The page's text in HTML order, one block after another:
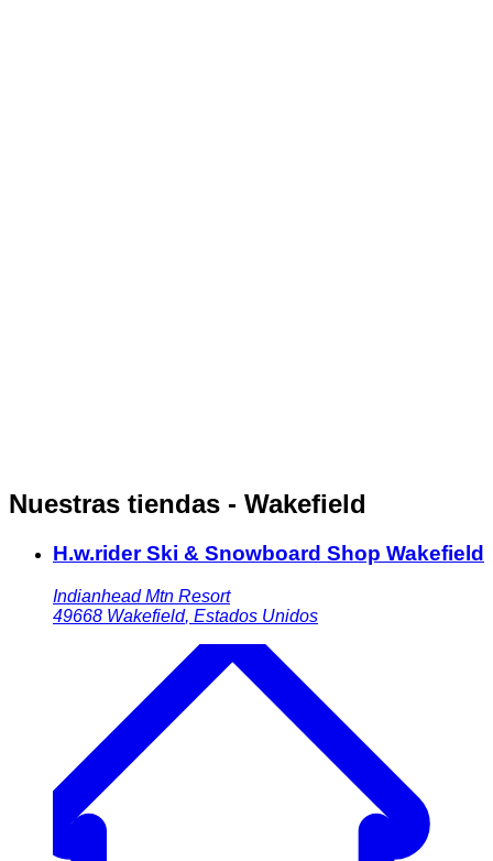
Nuestras tiendas - Wakefield
H.w.rider Ski & Snowboard Shop Wakefield
Indianhead Mtn Resort
49668 Wakefield, Estados Unidos